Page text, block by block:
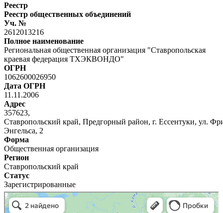
Реестр
Реестр общественных объединений
Уч. №
2612013216
Полное наименование
Региональная общественная организация "Ставропольская
краевая федерация ТХЭКВОНДО"
ОГРН
1062600026950
Дата ОГРН
11.11.2006
Адрес
357623,
Ставропольский край, Предгорный район, г. Ессентуки, ул.
Энгельса, 2
Форма
Общественная организация
Регион
Ставропольский край
Статус
Зарегистрированные